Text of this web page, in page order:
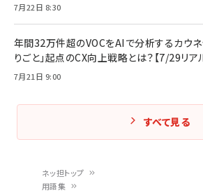
ネッ担トップ
用語集
7月22日 8:30
年間32万件超のVOCをAIで分析するカウネ
りごと」起点のCX向上戦略とは？【7/29リア
7月21日 9:00
すべて見る